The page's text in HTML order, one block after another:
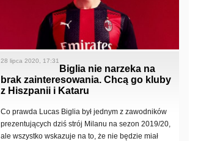
28 lipca 2020, 17:31
Biglia nie narzeka na
brak zainteresowania. Chcą go kluby
z Hiszpanii i Kataru
Co prawda Lucas Biglia był jednym z zawodników
prezentujących dziś strój Milanu na sezon 2019/20,
ale wszystko wskazuje na to, że nie będzie miał